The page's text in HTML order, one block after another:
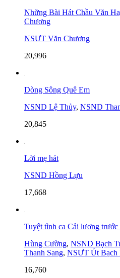
Những Bài Hát Chầu Văn
Chương
NSƯT Văn Chương
20,996
Dòng Sông Quê Em
NSND Lệ Thủy, NSND
20,845
Lời mẹ hát
NSND Hồng Lựu
17,668
Tuyệt tình ca Cải lương trước
Hùng Cường, NSND Bạch
Thanh Sang, NSƯT Út Bạch
16,760